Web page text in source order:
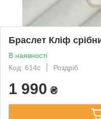
Браслет Кліф
В наявності
Код: 614с
Роздріб
1 990 ₴